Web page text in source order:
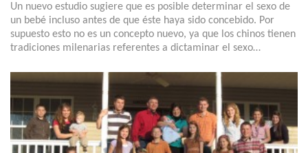
Un nuevo estudio sugiere que es posible determinar el sexo de
un bebé incluso antes de que éste haya sido concebido. Por
supuesto esto no es un concepto nuevo, ya que los chinos tienen
tradiciones milenarias referentes a dictaminar el sexo…